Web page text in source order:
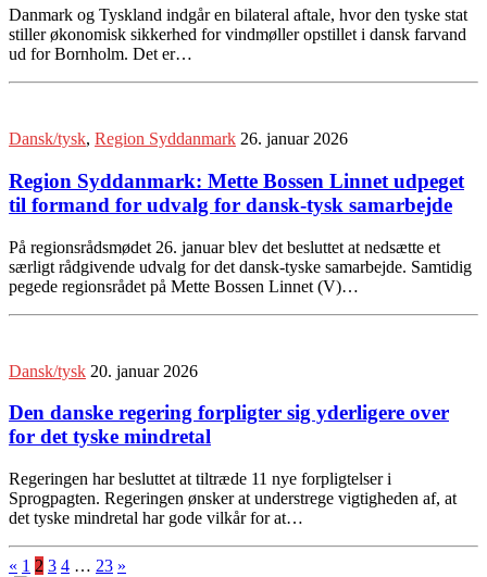
Danmark og Tyskland indgår en bilateral aftale, hvor den tyske stat
stiller økonomisk sikkerhed for vindmøller opstillet i dansk farvand
ud for Bornholm. Det er…
Dansk/tysk, Region Syddanmark 26. januar 2026
Region Syddanmark: Mette Bossen Linnet udpeget
til formand for udvalg for dansk-tysk samarbejde
På regionsrådsmødet 26. januar blev det besluttet at nedsætte et
særligt rådgivende udvalg for det dansk-tyske samarbejde. Samtidig
pegede regionsrådet på Mette Bossen Linnet (V)…
Dansk/tysk 20. januar 2026
Den danske regering forpligter sig yderligere over
for det tyske mindretal
Regeringen har besluttet at tiltræde 11 nye forpligtelser i
Sprogpagten. Regeringen ønsker at understrege vigtigheden af, at
det tyske mindretal har gode vilkår for at…
« 1 2 3 4 … 23 »